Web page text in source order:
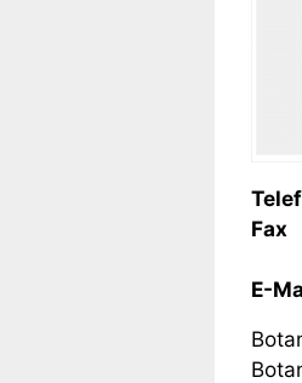
Fax
E-